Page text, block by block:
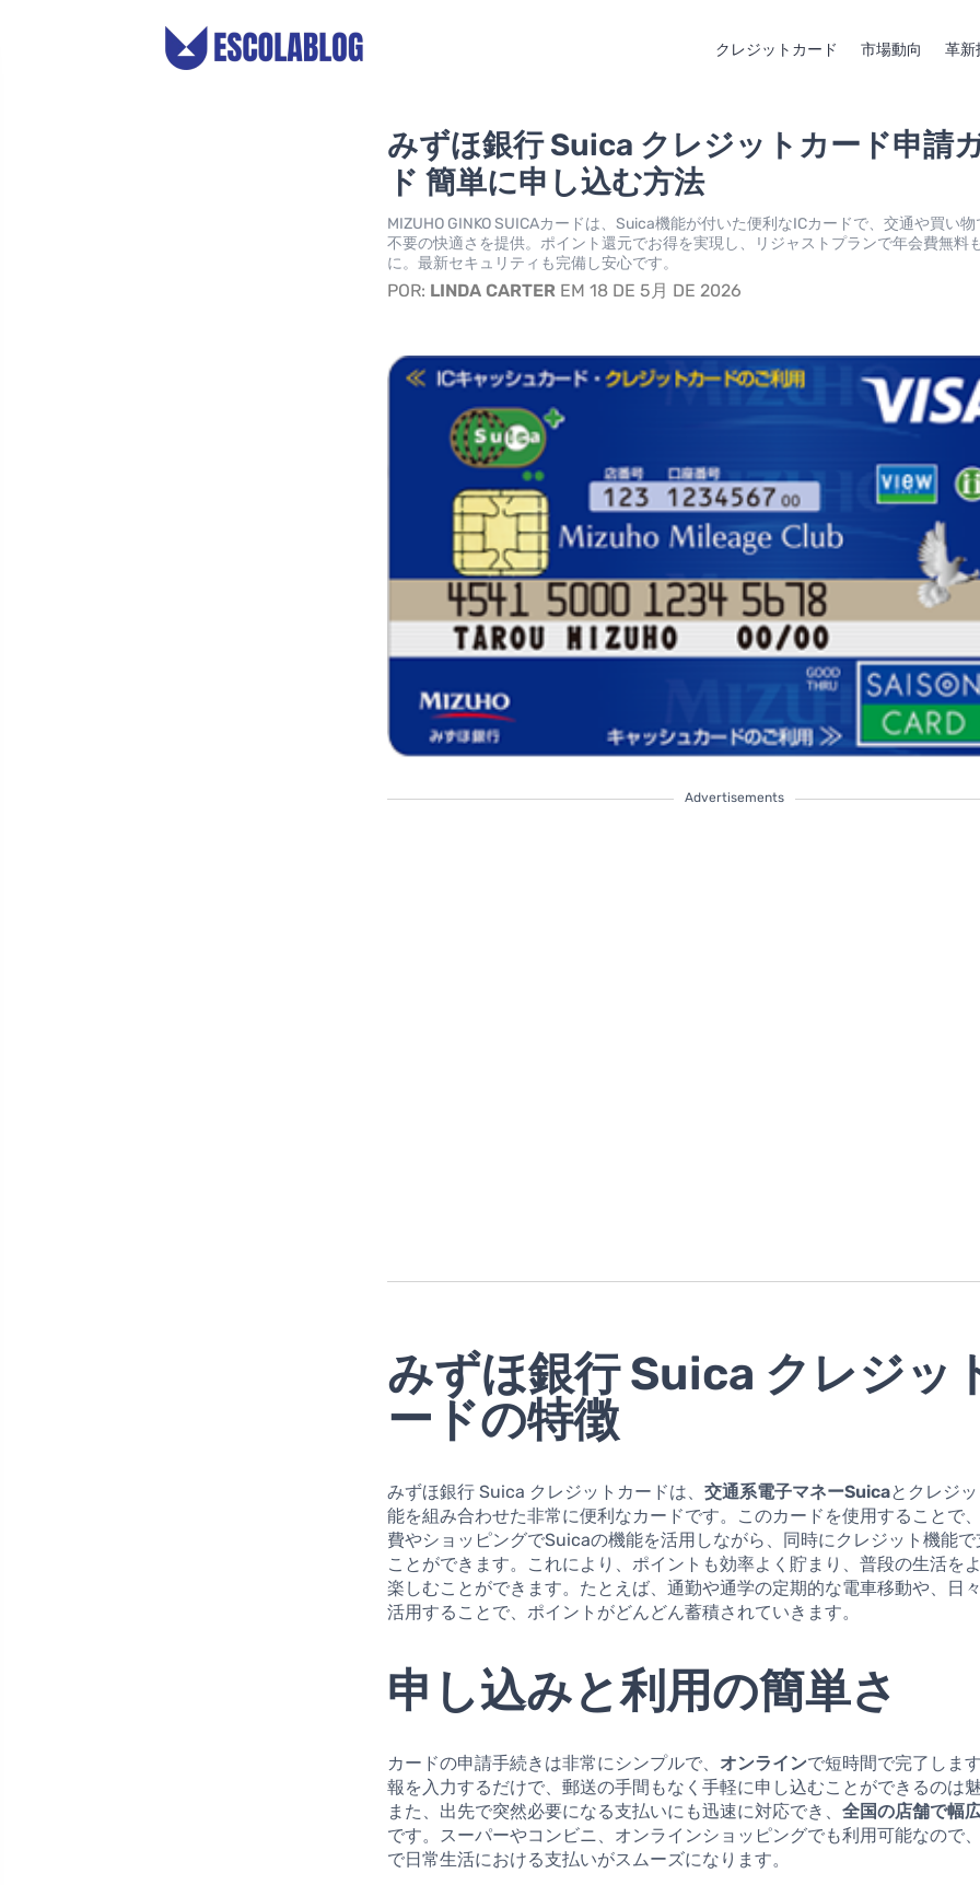
クレジットカード 市場動向 革新
みずほ銀行 Suica クレジットカード申請
ド 簡単に申し込む方法
MIZUHO GINKO SUICAカードは、Suica機能が付いた便利なICカードで、交通や買い
不要の快適さを提供。ポイント還元でお得を実現し、リジャストプランで年会費無料
に。最新セキュリティも完備し安心です。
POR: LINDA CARTER EM 18 DE 5月 DE 2026
Advertisements
みずほ銀行 Suica クレジッ
ードの特徴
みずほ銀行 Suica クレジットカードは、交通系電子マネーSuicaとクレジ
能を組み合わせた非常に便利なカードです。このカードを使用することで
費やショッピングでSuicaの機能を活用しながら、同時にクレジット機能
ことができます。これにより、ポイントも効率よく貯まり、普段の生活を
楽しむことができます。たとえば、通勤や通学の定期的な電車移動や、日
活用することで、ポイントがどんどん蓄積されていきます。
申し込みと利用の簡単さ
カードの申請手続きは非常にシンプルで、 オンラインで短時間で完了しま
報を入力するだけで、郵送の手間もなく手軽に申し込むことができるのは
また、出先で突然必要になる支払いにも迅速に対応でき、全国の店舗で幅
です。スーパーやコンビニ、オンラインショッピングでも利用可能なので
で日常生活における支払いがスムーズになります。